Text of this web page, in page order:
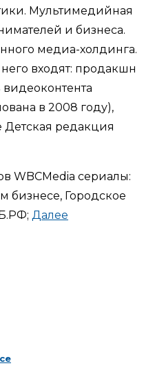
Мультимедийная
и бизнеса.
медиа-холдинга.
входят: продакшн
в 2008 году),
Детская редакция
WBCMedia сериалы:
бизнесе, Городское
Далее